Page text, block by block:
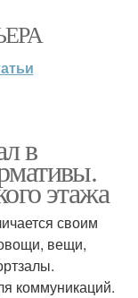
в
этажа
своим
вещи,
коммуникаций.